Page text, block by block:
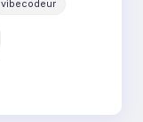
vibecodeur